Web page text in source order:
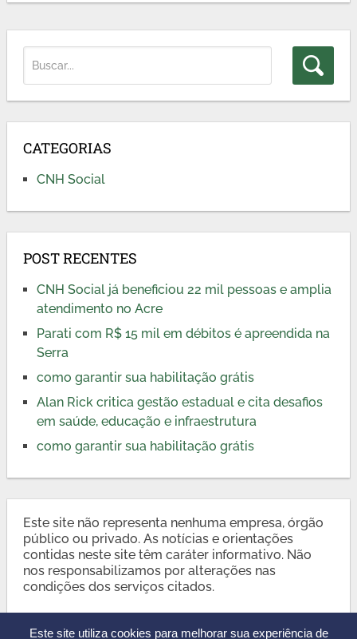
Este site utiliza cookies para melhorar sua experiência de
CATEGORIAS
CNH Social
POST RECENTES
CNH Social já beneficiou 22 mil pessoas e amplia
atendimento no Acre
Parati com R$ 15 mil em débitos é apreendida na
Serra
como garantir sua habilitação grátis
Alan Rick critica gestão estadual e cita desafios
em saúde, educação e infraestrutura
como garantir sua habilitação grátis
Este site não representa nenhuma empresa, órgão
público ou privado. As notícias e orientações
contidas neste site têm caráter informativo. Não
nos responsabilizamos por alterações nas
condições dos serviços citados.